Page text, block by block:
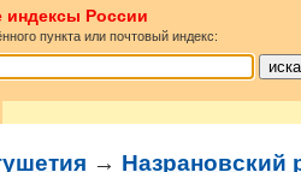
индексы России
пункта или почтовый индекс:
→ Назрановский